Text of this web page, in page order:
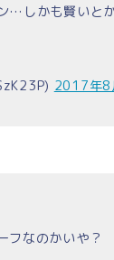
…しかも賢いと
2017年8
フなのかいや？